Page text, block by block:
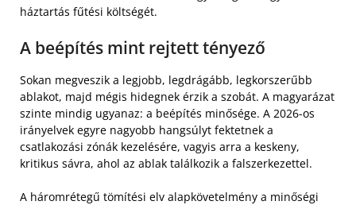
háztartás fűtési költségét.
A beépítés mint rejtett tényező
Sokan megveszik a legjobb, legdrágább, legkorszerűbb
ablakot, majd mégis hidegnek érzik a szobát. A magyarázat
szinte mindig ugyanaz: a beépítés minősége. A 2026-os
irányelvek egyre nagyobb hangsúlyt fektetnek a
csatlakozási zónák kezelésére, vagyis arra a keskeny,
kritikus sávra, ahol az ablak találkozik a falszerkezettel.
A háromrétegű tömítési elv alapkövetelmény a minőségi